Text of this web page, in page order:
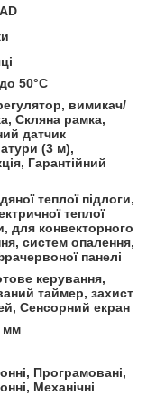
50°C
вимикач/
Скляна рамка,
датчик
(3 м),
Гарантійний
теплої підлоги,
теплої
для конвекторного
систем опалення,
панелі
керування,
таймер, захист
Сенсорний екран
мм
Програмовані,
Механічні